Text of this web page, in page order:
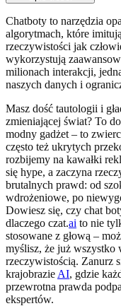
Chatboty to narzędzia
algorytmach, które
rzeczywistości jak
wykorzystują
milionach interakcji,
naszych danych i
Masz dość tautologii i
zmieniającej świat? To
modny gadżet – to
często też ukrytych
rozbijemy na kawałki
się hype, a zaczyna
brutalnych prawd: od
wdrożeniowe, po
Dowiesz się, czy chat
dlaczego czat.ai to nie
stosowane z głową –
myślisz, że już wszystko
rzeczywistością. Zanurz
krajobrazie AI, gdzie
przewrotna prawda
ekspertów.